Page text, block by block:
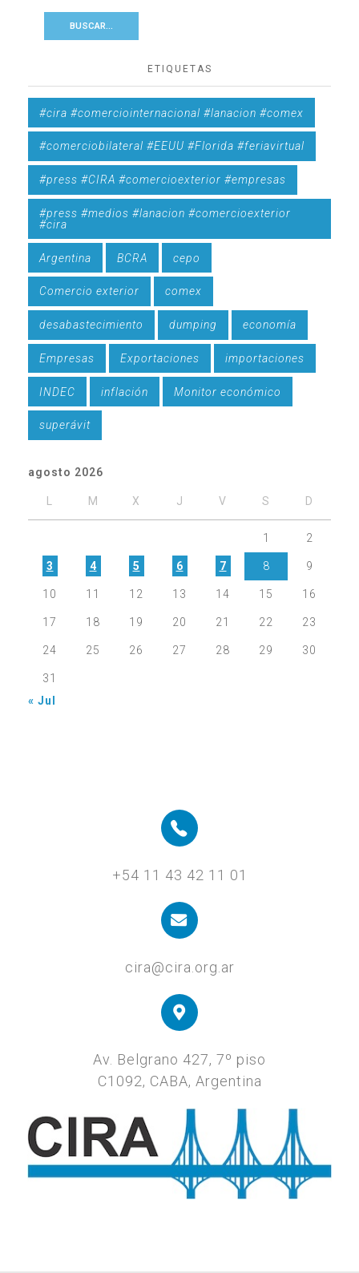
ETIQUETAS
#cira #comerciointernacional #lanacion #comex
#comerciobilateral #EEUU #Florida #feriavirtual
#press #CIRA #comercioexterior #empresas
#press #medios #lanacion #comercioexterior
#cira
Argentina BCRA cepo
Comercio exterior comex
desabastecimiento dumping economía
Empresas Exportaciones importaciones
INDEC inflación Monitor económico
superávit
agosto 2026
L M X J V S D
1 2
3 4 5 6 7 8 9
10 11 12 13 14 15 16
17 18 19 20 21 22 23
24 25 26 27 28 29 30
31
« Jul
+54 11 43 42 11 01
cira@cira.org.ar
Av. Belgrano 427, 7º piso
C1092, CABA, Argentina